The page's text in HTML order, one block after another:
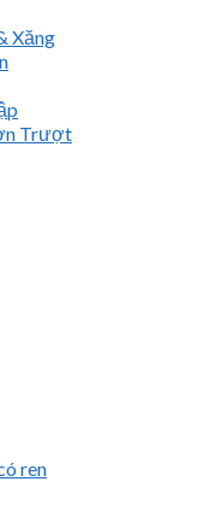
Xăng
Trượt
ren